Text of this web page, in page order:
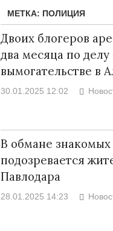
МЕТКА: ПОЛИЦИЯ
Двоих блогеров
два месяца по делу
вымогательстве в
30.01.2025 12:02
В обмане
подозревается
Павлодара
28.01.2025 14:23